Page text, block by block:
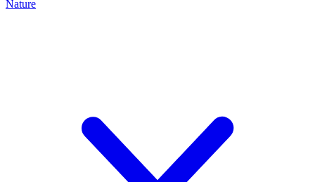
Nature